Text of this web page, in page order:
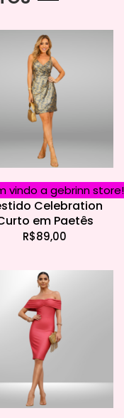
vindo a gebrinn store!
Celebration
em Paetês
R$89,00